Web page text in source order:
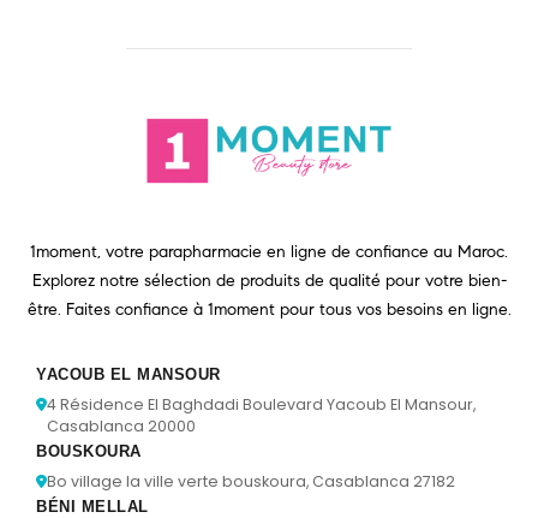
1moment, votre parapharmacie en ligne de confiance au Maroc.
Explorez notre sélection de produits de qualité pour votre bien-
être. Faites confiance à 1moment pour tous vos besoins en ligne.
YACOUB EL MANSOUR
4 Résidence El Baghdadi Boulevard Yacoub El Mansour,
Casablanca 20000
BOUSKOURA
Bo village la ville verte bouskoura, Casablanca 27182
BÉNI MELLAL